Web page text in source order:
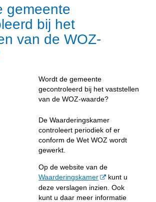
gemeente
bij het
van de WOZ-
Wordt de gemeente
gecontroleerd bij het vaststellen
van de WOZ-waarde?
De Waarderingskamer
controleert periodiek of er
conform de Wet WOZ wordt
gewerkt.
Op de website van de
Waarderingskamer
kunt u
deze verslagen inzien. Ook
kunt u daar meer informatie